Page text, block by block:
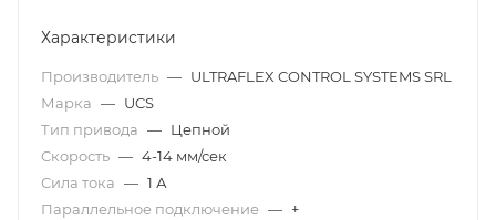
Характеристики
Производитель — ULTRAFLEX CONTROL SYSTEMS SRL
Марка — UCS
Тип привода — Цепной
Скорость — 4-14 мм/сек
Сила тока — 1 А
Параллельное подключение — +